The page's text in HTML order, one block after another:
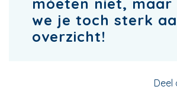
móeten niet, maar
we je toch sterk
overzicht!
Deel